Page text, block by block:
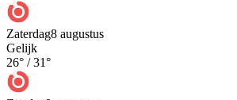
Zaterdag8 augustus
Gelijk
26° /31°